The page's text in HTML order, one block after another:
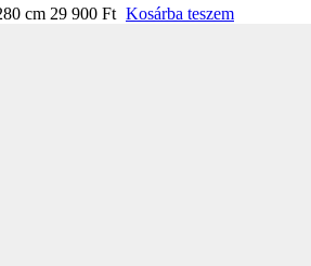
cm 29 900 Ft Kosárba teszem